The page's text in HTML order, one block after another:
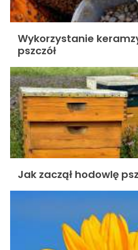
Wykorzystanie
pszczół
Jak zaczął hodowlę